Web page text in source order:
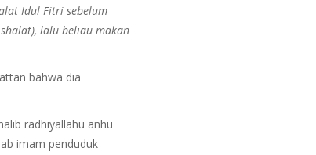
Idul Fitri sebelum
lalu beliau makan
bahwa dia
radhiyallahu anhu
imam penduduk